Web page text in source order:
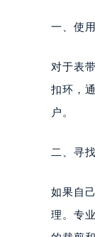
一、使
对于表
扣环，
户。
二、寻
如果自
理。专